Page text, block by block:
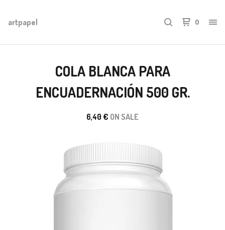
artpapel 0
COLA BLANCA PARA
ENCUADERNACIÓN 500 GR.
6,40 € ON SALE